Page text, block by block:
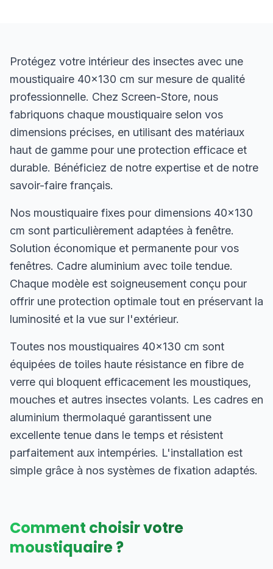
Protégez votre intérieur des insectes avec une
moustiquaire 40×130 cm sur mesure de qualité
professionnelle. Chez Screen-Store, nous
fabriquons chaque moustiquaire selon vos
dimensions précises, en utilisant des matériaux
haut de gamme pour une protection efficace et
durable. Bénéficiez de notre expertise et de notre
savoir-faire français.
Nos moustiquaire fixes pour dimensions 40×130
cm sont particulièrement adaptées à fenêtre.
Solution économique et permanente pour vos
fenêtres. Cadre aluminium avec toile tendue.
Chaque modèle est soigneusement conçu pour
offrir une protection optimale tout en préservant la
luminosité et la vue sur l'extérieur.
Toutes nos moustiquaires 40×130 cm sont
équipées de toiles haute résistance en fibre de
verre qui bloquent efficacement les moustiques,
mouches et autres insectes volants. Les cadres en
aluminium thermolaqué garantissent une
excellente tenue dans le temps et résistent
parfaitement aux intempéries. L'installation est
simple grâce à nos systèmes de fixation adaptés.
Comment choisir votre
moustiquaire ?